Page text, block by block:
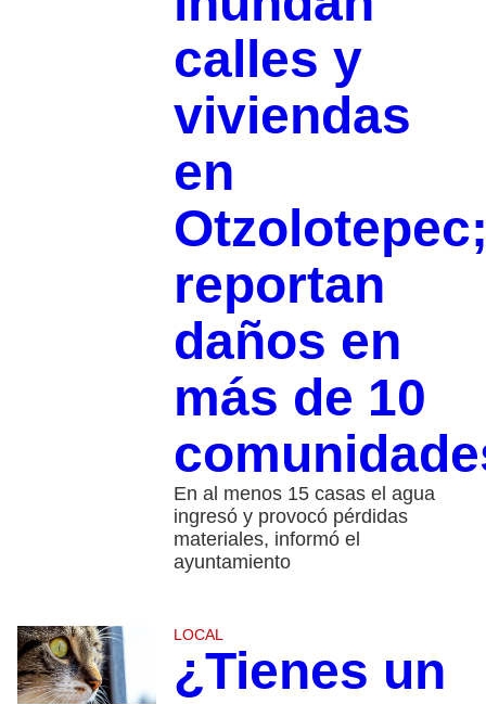
calles y
viviendas
en
reportan
daños en
más de 10
En al menos 15 casas el agua
ingresó y provocó pérdidas
materiales, informó el
ayuntamiento
LOCAL
¿Tienes un